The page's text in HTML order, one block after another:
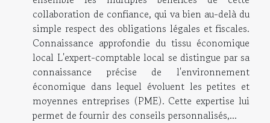
collaboration de confiance, qui va bien au-delà du
simple respect des obligations légales et fiscales.
Connaissance approfondie du tissu économique
local L'expert-comptable local se distingue par sa
connaissance précise de l'environnement
économique dans lequel évoluent les petites et
moyennes entreprises (PME). Cette expertise lui
permet de fournir des conseils personnalisés,...